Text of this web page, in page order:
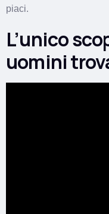
piaci.
L’unico
uomini